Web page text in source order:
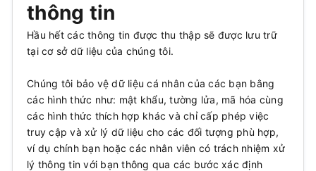
thông tin
Hầu hết các thông tin được thu thập sẽ được lưu trữ
tại cơ sở dữ liệu của chúng tôi.
Chúng tôi bảo vệ dữ liệu cá nhân của các bạn bằng
các hình thức như: mật khẩu, tường lửa, mã hóa cùng
các hình thức thích hợp khác và chỉ cấp phép việc
truy cập và xử lý dữ liệu cho các đối tượng phù hợp,
ví dụ chính bạn hoặc các nhân viên có trách nhiệm xử
lý thông tin với bạn thông qua các bước xác định